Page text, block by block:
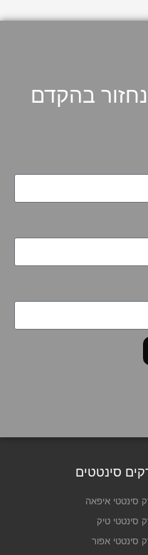
בהקדם
סינטטים
סינטטי איפאה
סינטטי טיק
סינטטי אפור